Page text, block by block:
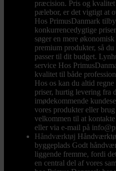
præcision. Pris og
pælebor, er det vigtigt at
Hos PrimusDanmark
konkurrencedygtige
søger en mere
premium produkter, så
passer til dit budget.
service Hos
kvalitet til både
Hos os kan du altid
priser, hurtig levering fra
imødekommende
vores produkter eller
velkommen til at
eller via e-mail på
Håndværktøj
byggeplads Godt
liggende fremme, fordi
en central del af vores